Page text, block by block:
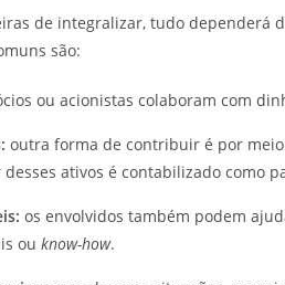
de integralizar, tudo dependerá
são:
ou acionistas colaboram com
outra forma de contribuir é por
ativos é contabilizado como
os envolvidos também podem
ou know-how.